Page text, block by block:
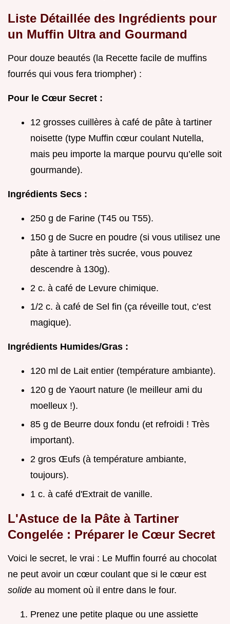
Liste Détaillée des Ingrédients pour
un Muffin Ultra and Gourmand
Pour douze beautés (la Recette facile de muffins
fourrés qui vous fera triompher) :
Pour le Cœur Secret :
12 grosses cuillères à café de pâte à tartiner
noisette (type Muffin cœur coulant Nutella,
mais peu importe la marque pourvu qu’elle soit
gourmande).
Ingrédients Secs :
250 g de Farine (T45 ou T55).
150 g de Sucre en poudre (si vous utilisez une
pâte à tartiner très sucrée, vous pouvez
descendre à 130g).
2 c. à café de Levure chimique.
1/2 c. à café de Sel fin (ça réveille tout, c’est
magique).
Ingrédients Humides/Gras :
120 ml de Lait entier (température ambiante).
120 g de Yaourt nature (le meilleur ami du
moelleux !).
85 g de Beurre doux fondu (et refroidi ! Très
important).
2 gros Œufs (à température ambiante,
toujours).
1 c. à café d'Extrait de vanille.
L'Astuce de la Pâte à Tartiner
Congelée : Préparer le Cœur Secret
Voici le secret, le vrai : Le Muffin fourré au chocolat
ne peut avoir un cœur coulant que si le cœur est
solide au moment où il entre dans le four.
Prenez une petite plaque ou une assiette